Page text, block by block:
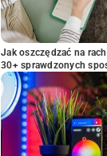
Jak oszczędzać na
30+ sprawdzonych